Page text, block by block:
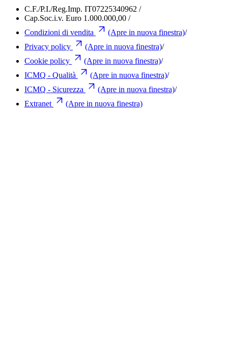
C.F./P.I./Reg.Imp. IT07225340962 /
Cap.Soc.i.v. Euro 1.000.000,00 /
Condizioni di vendita
(Apre in nuova finestra)/
Privacy policy
(Apre in nuova finestra)/
Cookie policy
(Apre in nuova finestra)/
ICMQ - Qualità
(Apre in nuova finestra)/
ICMQ - Sicurezza
(Apre in nuova finestra)/
Extranet
(Apre in nuova finestra)